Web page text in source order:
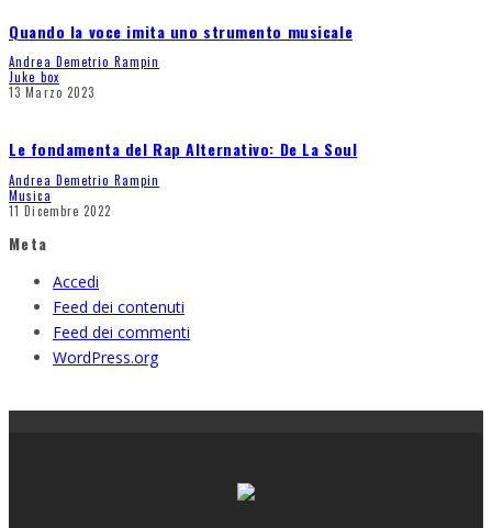
Quando la voce imita uno strumento musicale
Andrea Demetrio Rampin
Juke box
13 Marzo 2023
Le fondamenta del Rap Alternativo: De La Soul
Andrea Demetrio Rampin
Musica
11 Dicembre 2022
Meta
Accedi
Feed dei contenuti
Feed dei commenti
WordPress.org